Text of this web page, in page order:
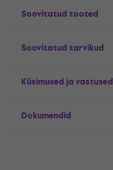
Soovitatud tooted
Soovitatud tarvikud
Küsimused ja vastused
Dokumendid